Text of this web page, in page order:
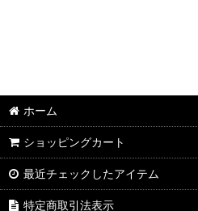
ホーム
ショッピングカート
最近チェックしたアイテム
特定商取引法表示